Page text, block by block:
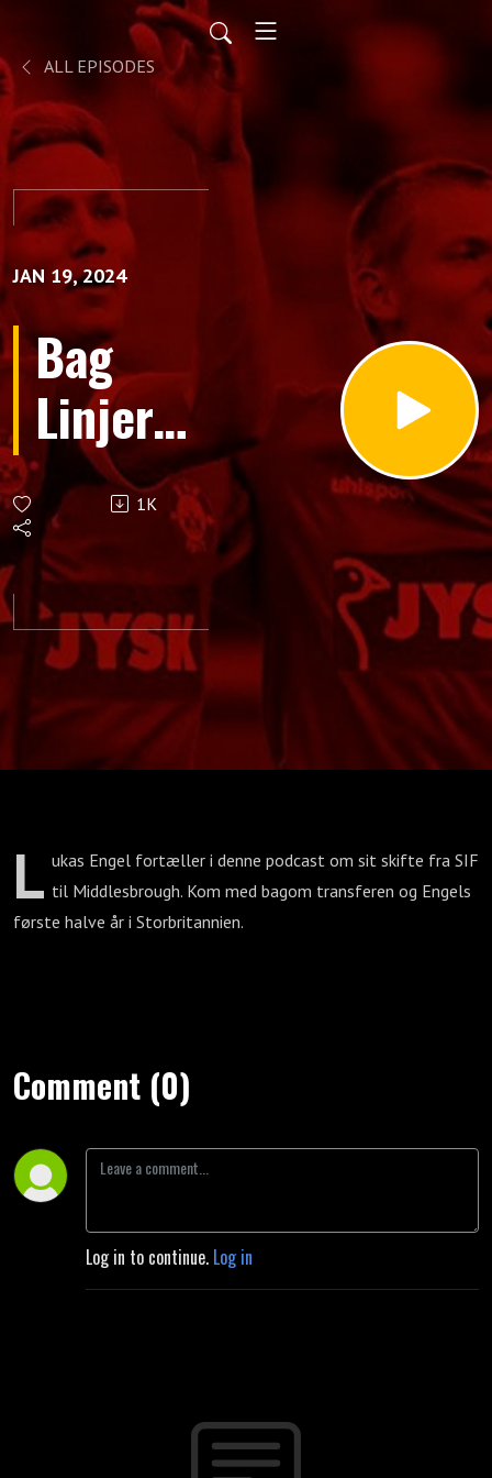
ALL EPISODES
JAN 19, 2024
Bag
Linjerne
med
Lukas
Engel
1K
L ukas Engel fortæller i denne podcast om sit skifte fra SIF
til Middlesbrough. Kom med bagom transferen og Engels
første halve år i Storbritannien.
Comment (0)
Log in to continue. Log in